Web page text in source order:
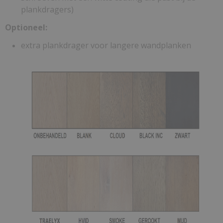
plankdragers)
Optioneel:
extra plankdrager voor langere wandplanken